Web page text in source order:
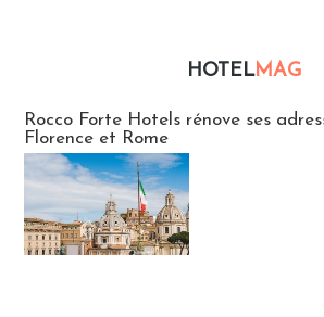
HOTELMAG
Rocco Forte Hotels rénove ses
Florence et Rome